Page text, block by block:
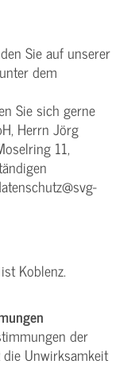
Sie auf unserer
unter dem
Sie sich gerne
Herrn Jörg
11,
Koblenz.
der
Unwirksamkeit